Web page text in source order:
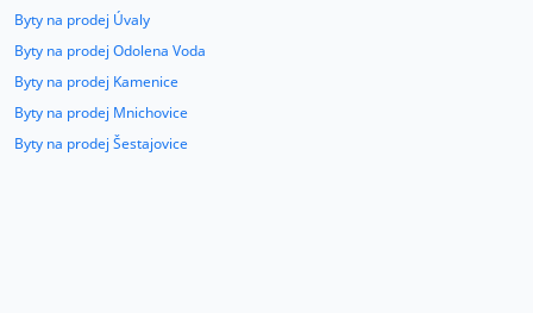
Byty na prodej Úvaly
Byty na prodej Odolena Voda
Byty na prodej Kamenice
Byty na prodej Mnichovice
Byty na prodej Šestajovice